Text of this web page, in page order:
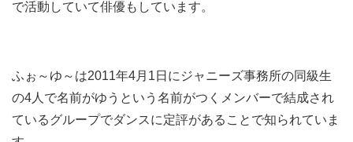
で活動していて俳優もしています。
ふぉ～ゆ～は2011年4月1日にジャニーズ事務所の同級生
の4人で名前がゆうという名前がつくメンバーで結成され
ているグループでダンスに定評があることで知られていま